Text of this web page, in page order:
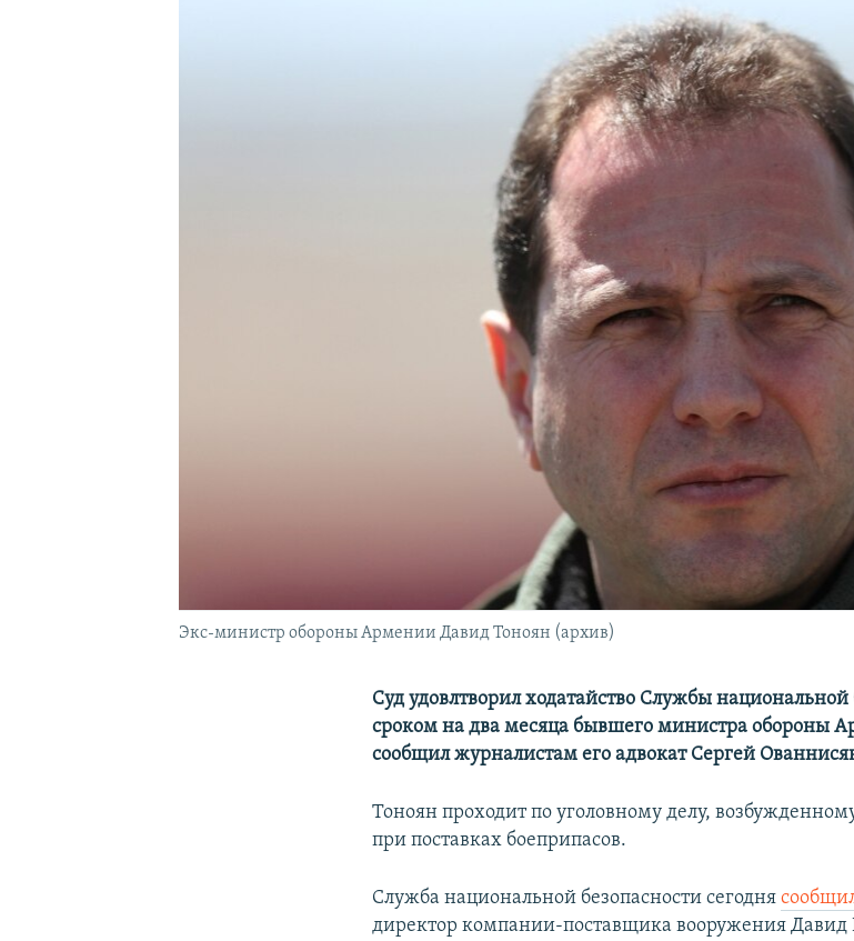
Экс-министр обороны Армении Давид Тоноян (архив)
Суд удовлтворил ходатайство Службы
сроком на два месяца бывшего министра обороны
сообщил журналистам его адвокат Сергей
Тоноян проходит по уголовному делу,
при поставках боеприпасов.
Служба национальной безопасности сегодня
директор компании-поставщика вооружения Давид